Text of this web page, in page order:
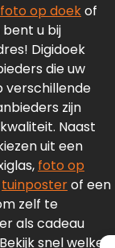
foto op doekof
u bij
Digidoek
die uw
verschillende
zijn
Naast
uit een
foto op
tuinposterof een
zelf te
als cadeau
snel welke